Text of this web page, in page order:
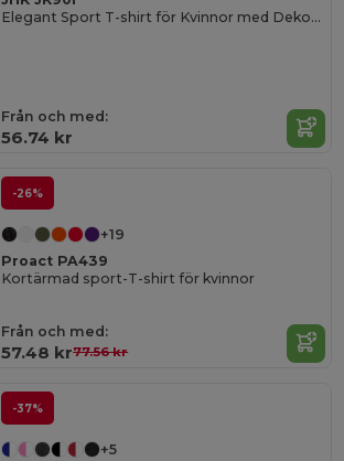
Elegant Sport T-shirt för Kvinnor med Dekorativa Sömmar
Från och med:
56.74 kr
-26%
+19
Proact PA439
Kortärmad sport-T-shirt för kvinnor
Från och med:
57.48 kr77.56 kr
-37%
+5